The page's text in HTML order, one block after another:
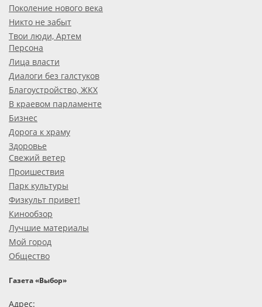
Поколение нового века
Никто не забыт
Твои люди, Артем
Персона
Лица власти
Диалоги без галстуков
Благоустройство, ЖКХ
В краевом парламенте
Бизнес
Дорога к храму
Здоровье
Свежий ветер
Проишествия
Парк культуры
Физкульт привет!
Кинообзор
Лучшие материалы
Мой город
Общество
Газета «Выбор»
Адрес: